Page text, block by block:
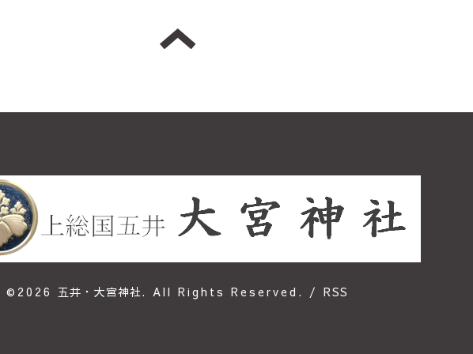
©2026 五井・大宮神社. All Rights Reserved. /RSS